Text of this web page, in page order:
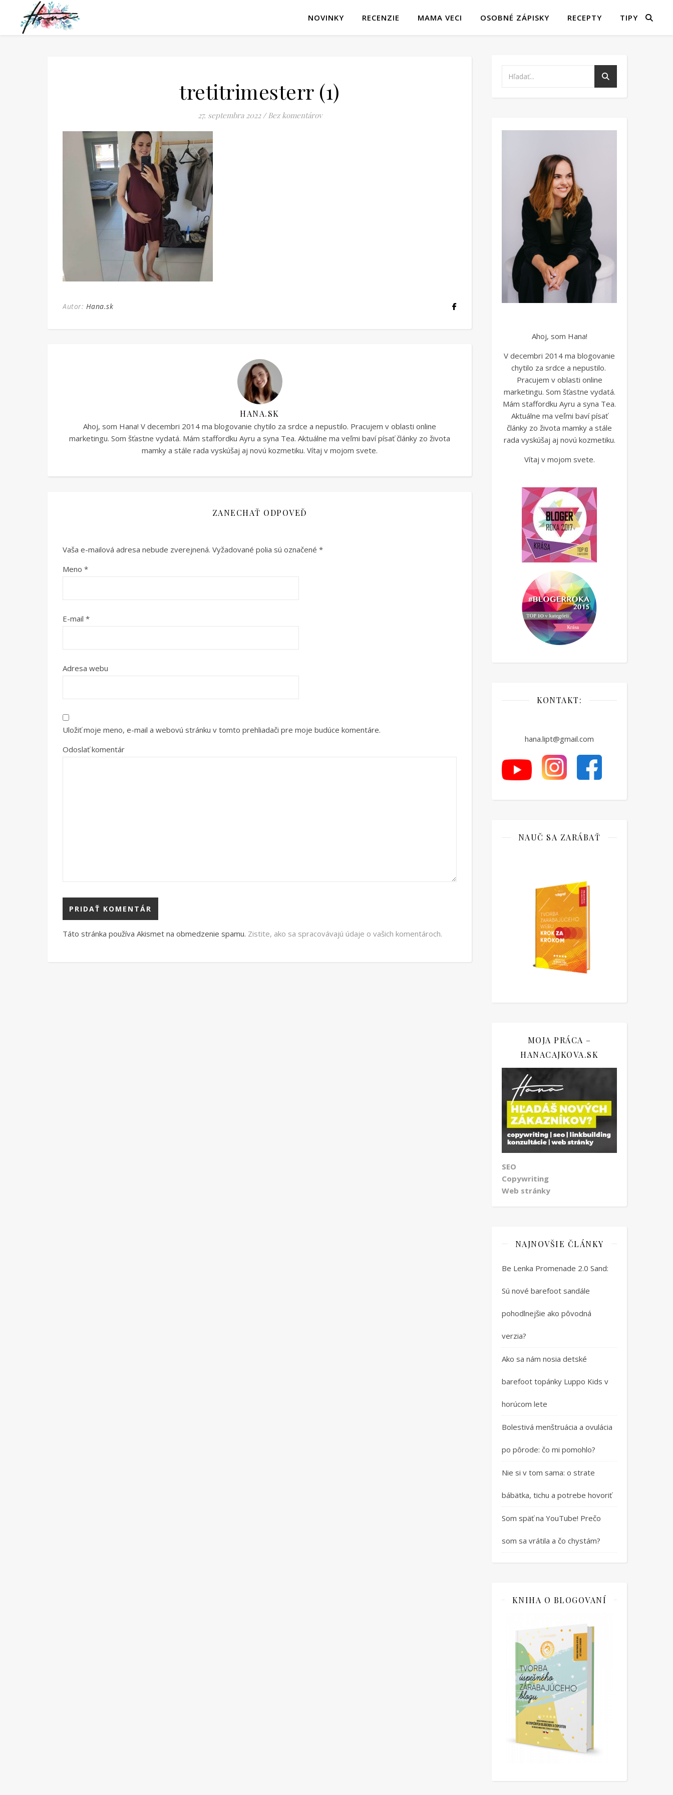
NOVINKY RECENZIE MAMA VECI OSOBNÉ ZÁPISKY RECEPTY TIPY
tretitrimesterr (1)
27. septembra 2022 / Bez komentárov
Autor: Hana.sk
HANA.SK
Ahoj, som Hana! V decembri 2014 ma blogovanie chytilo za srdce a nepustilo. Pracujem v oblasti online
marketingu. Som šťastne vydatá. Mám staffordku Ayru a syna Tea. Aktuálne ma veľmi baví písať články zo života
mamky a stále rada vyskúšaj aj novú kozmetiku. Vítaj v mojom svete.
ZANECHAŤ ODPOVEĎ
Vaša e-mailová adresa nebude zverejnená. Vyžadované polia sú označené *
Meno *
E-mail *
Adresa webu
Uložiť moje meno, e-mail a webovú stránku v tomto prehliadači pre moje budúce komentáre.
Odoslať komentár
Táto stránka používa Akismet na obmedzenie spamu. Zistite, ako sa spracovávajú údaje o vašich komentároch.
Ahoj, som Hana!
V decembri 2014 ma blogovanie
chytilo za srdce a nepustilo.
Pracujem v oblasti online
marketingu. Som šťastne vydatá.
Mám staffordku Ayru a syna Tea.
Aktuálne ma veľmi baví písať
články zo života mamky a stále
rada vyskúšaj aj novú kozmetiku.
Vítaj v mojom svete.
KONTAKT:
hana.lipt@gmail.com
NAUČ SA ZARÁBAŤ
MOJA PRÁCA –
HANACAJKOVA.SK
SEO
Copywriting
Web stránky
NAJNOVŠIE ČLÁNKY
Be Lenka Promenade 2.0 Sand:
Sú nové barefoot sandále
pohodlnejšie ako pôvodná
verzia?
Ako sa nám nosia detské
barefoot topánky Luppo Kids v
horúcom lete
Bolestivá menštruácia a ovulácia
po pôrode: čo mi pomohlo?
Nie si v tom sama: o strate
bábätka, tichu a potrebe hovoriť
Som späť na YouTube! Prečo
som sa vrátila a čo chystám?
KNIHA O BLOGOVANÍ